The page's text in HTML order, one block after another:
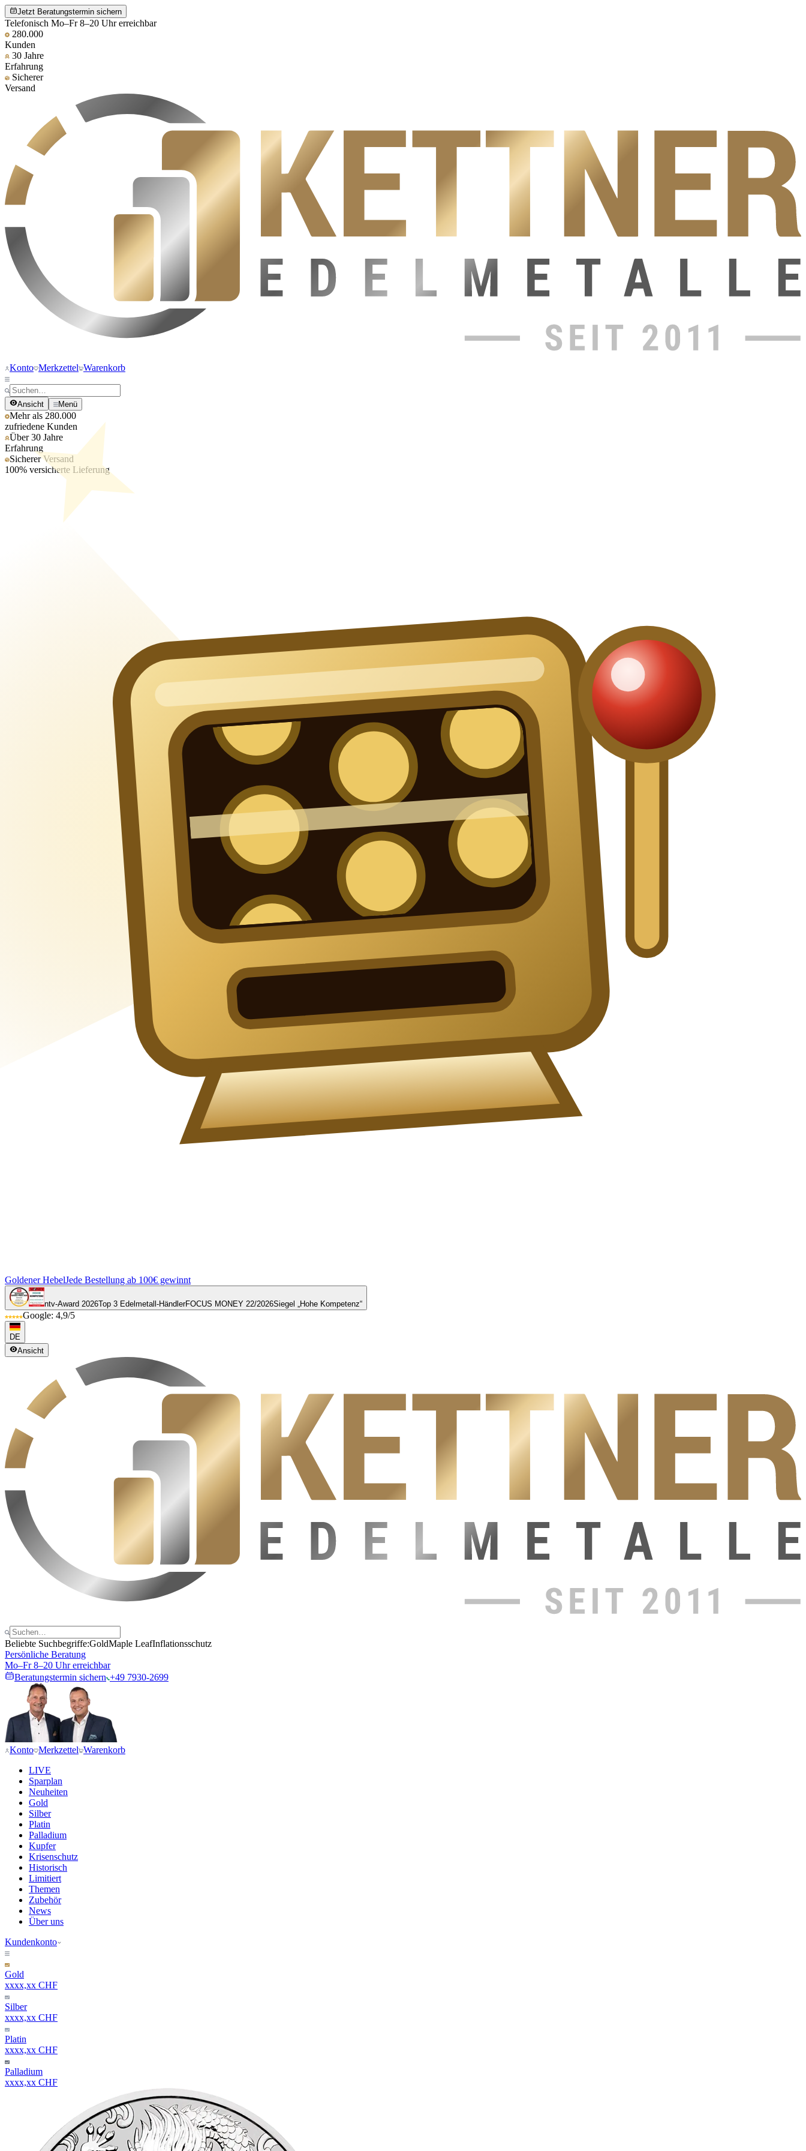
Jetzt Beratungstermin sichern
Telefonisch Mo–Fr 8–20 Uhr erreichbar
280.000
Kunden
30 Jahre
Erfahrung
Sicherer
Versand
Konto Merkzettel Warenkorb
Ansicht Menü
Mehr als 280.000
zufriedene Kunden
Über 30 Jahre
Erfahrung
Sicherer Versand
100% versicherte Lieferung
Goldener HebelJede Bestellung ab 100€ gewinnt
ntv-Award 2026Top 3 Edelmetall-HändlerFOCUS MONEY 22/2026Siegel „Hohe Kompetenz“
Google: 4,9/5
DE
Ansicht
Beliebte Suchbegriffe:GoldMaple LeafInflationsschutz
Persönliche Beratung
Mo–Fr 8–20 Uhr erreichbar
Beratungstermin sichern +49 7930-2699
Konto Merkzettel Warenkorb
LIVE
Sparplan
Neuheiten
Gold
Silber
Platin
Palladium
Kupfer
Krisenschutz
Historisch
Limitiert
Themen
Zubehör
News
Über uns
Kundenkonto
Gold
xxxx,xx CHF
Silber
xxxx,xx CHF
Platin
xxxx,xx CHF
Palladium
xxxx,xx CHF